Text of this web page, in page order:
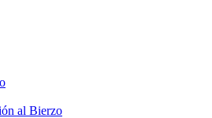
al Bierzo